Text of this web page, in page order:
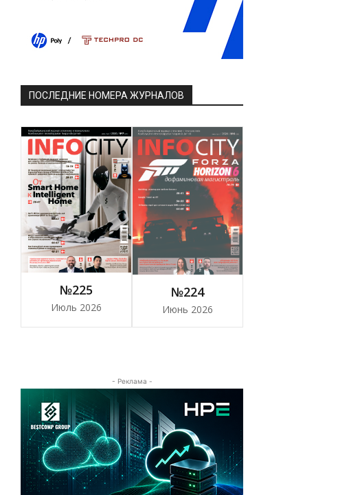
ПОСЛЕДНИЕ НОМЕРА ЖУРНАЛОВ
№225
Июль 2026
№224
Июнь 2026
- Реклама -